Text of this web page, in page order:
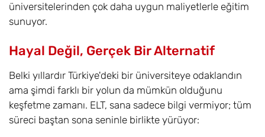
üniversitelerinden çok daha uygun maliyetlerle eğitim
sunuyor.
Hayal Değil, Gerçek Bir Alternatif
Belki yıllardır Türkiye'deki bir üniversiteye odaklandın
ama şimdi farklı bir yolun da mümkün olduğunu
keşfetme zamanı. ELT, sana sadece bilgi vermiyor; tüm
süreci baştan sona seninle birlikte yürüyor: